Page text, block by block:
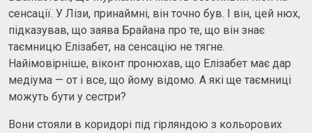
сенсації. У Лізи, принаймні, він точно був. І він, цей нюх,
підказував, що заява Брайана про те, що він знає
таємницю Елізабет, на сенсацію не тягне.
Найімовірніше, віконт пронюхав, що Елізабет має дар
медіума — от і все, що йому відомо. А які ще таємниці
можуть бути у сестри?
Вони стояли в коридорі під гірляндою з кольорових